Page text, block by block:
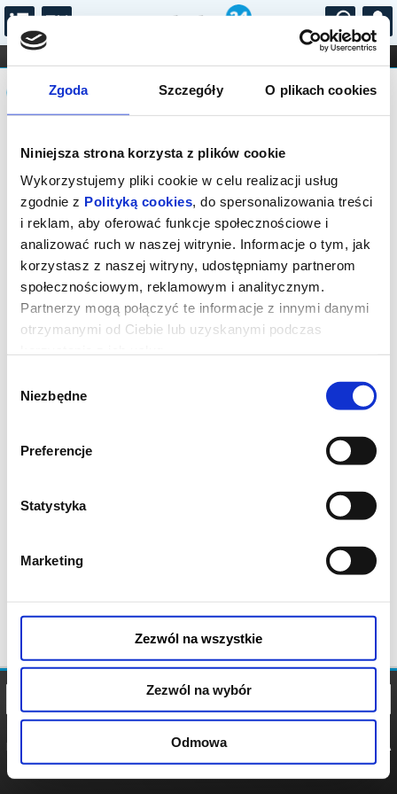
Zgoda Szczegóły O plikach cookies
Niniejsza strona korzysta z plików cookie
Wykorzystujemy pliki cookie w celu realizacji usług
zgodnie z Polityką cookies, do spersonalizowania treści
i reklam, aby oferować funkcje społecznościowe i
analizować ruch w naszej witrynie. Informacje o tym, jak
korzystasz z naszej witryny, udostępniamy partnerom
społecznościowym, reklamowym i analitycznym.
Partnerzy mogą połączyć te informacje z innymi danymi
otrzymanymi od Ciebie lub uzyskanymi podczas
zgody
Niezbędne
Preferencje
Statystyka
Marketing
Zezwól na wszystkie
Zezwól na wybór
Odmowa
...
FILHARMONIA OPERA I BALET
STAND-UP
DLA DZIECI
Komunikat
Sprzedaż biletów on-line na wydarzenie
została zakończona.
POLITYKA
POLITYKA